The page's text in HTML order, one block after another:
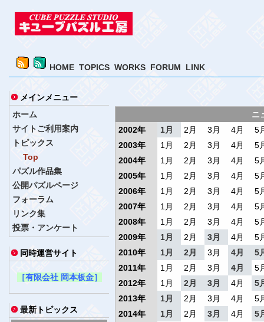
HOME TOPICS WORKS FORUM LINK
メインメニュー
ホーム
サイトご利用案内
トピックス
Top
パズル作品集
公開パズルページ
フォーラム
リンク集
投票・アンケート
同時運営サイト
［有限会社 岡本板金］
最新トピックス
ニ
2002年
1月 2月 3月 4月
5
2003年
1月 2月 3月 4月
5
2004年
1月 2月 3月 4月
5
2005年
1月 2月 3月 4月
5
2006年
1月 2月 3月 4月
5
2007年
1月 2月 3月 4月
5
2008年
1月 2月 3月 4月
5
2009年
1月 2月 3月 4月
5
2010年
1月 2月 3月 4月
5
2011年
1月 2月 3月 4月
5
2012年
1月 2月 3月 4月
5
2013年
1月 2月 3月 4月
5
2014年
1月 2月 3月 4月
5